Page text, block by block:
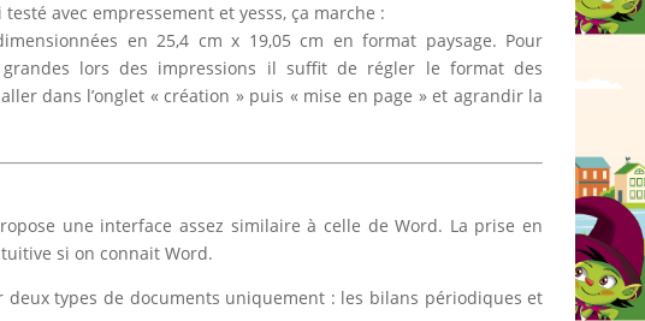
avec empressement et yesss, ça marche :
en 25,4 cm x 19,05 cm en format paysage. Pour
lors des impressions il suffit de régler le format des
dans l’onglet « création » puis « mise en page » et agrandir la
une interface assez similaire à celle de Word. La prise en
si on connait Word.
deux types de documents uniquement : les bilans périodiques et